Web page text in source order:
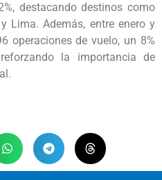
destacando destinos como
Lima. Además, entre enero y
operaciones de vuelo, un 8%
la importancia de